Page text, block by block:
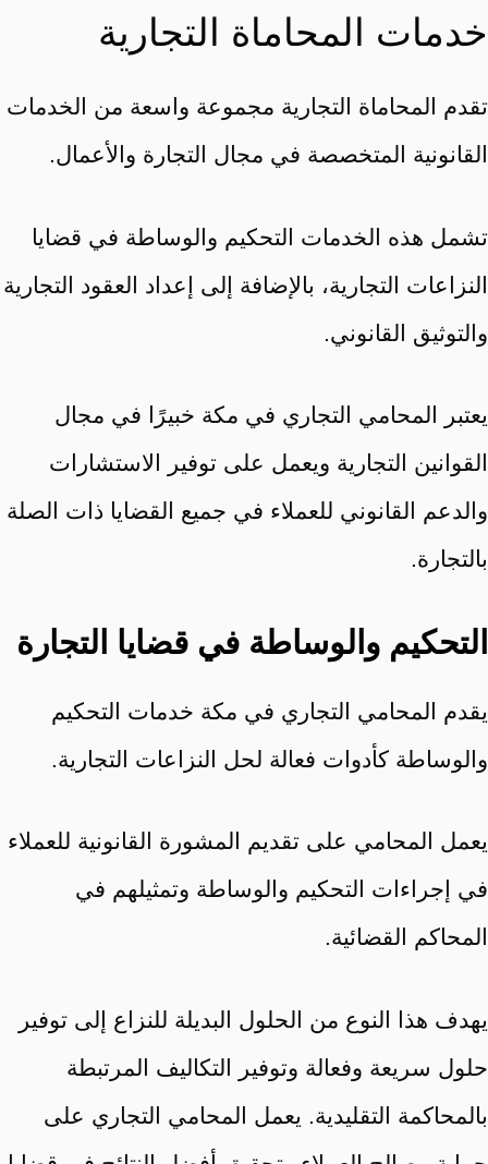
خدمات المحاماة التجارية
تقدم المحاماة التجارية مجموعة واسعة من الخدمات
القانونية المتخصصة في مجال التجارة والأعمال.
تشمل هذه الخدمات التحكيم والوساطة في قضايا
النزاعات التجارية، بالإضافة إلى إعداد العقود التجارية
والتوثيق القانوني.
يعتبر المحامي التجاري في مكة خبيرًا في مجال
القوانين التجارية ويعمل على توفير الاستشارات
والدعم القانوني للعملاء في جميع القضايا ذات الصلة
بالتجارة.
التحكيم والوساطة في قضايا التجارة
يقدم المحامي التجاري في مكة خدمات التحكيم
والوساطة كأدوات فعالة لحل النزاعات التجارية.
يعمل المحامي على تقديم المشورة القانونية للعملاء
في إجراءات التحكيم والوساطة وتمثيلهم في
المحاكم القضائية.
يهدف هذا النوع من الحلول البديلة للنزاع إلى توفير
حلول سريعة وفعالة وتوفير التكاليف المرتبطة
بالمحاكمة التقليدية. يعمل المحامي التجاري على